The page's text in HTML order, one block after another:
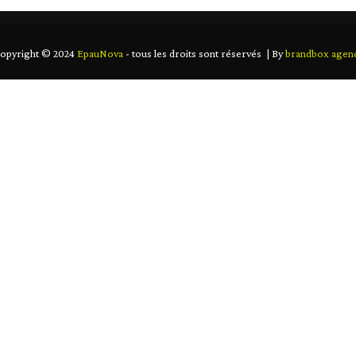
© 2024 EpauNova - tous les droits sont réservés | Bybrandbox